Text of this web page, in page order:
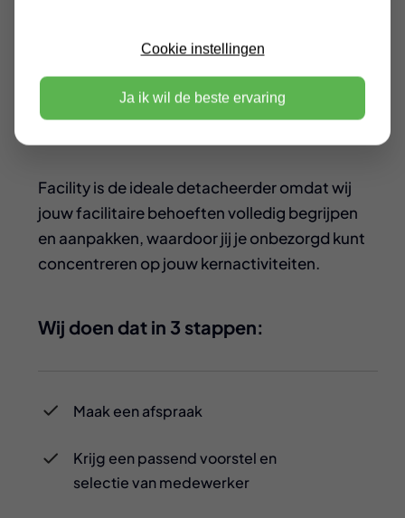
Facility de ideale
detacheerder.
Facility is de ideale detacheerder omdat wij
jouw facilitaire behoeften volledig begrijpen
en aanpakken, waardoor jij je onbezorgd kunt
concentreren op jouw kernactiviteiten.
Wij doen dat in 3 stappen:
Maak een afspraak
Krijg een passend voorstel en
selectie van medewerker
Cookie instellingen
Ja ik wil de beste ervaring